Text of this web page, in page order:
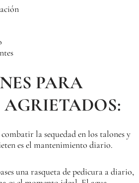
PARA
la sequedad en los talones y
es el mantenimiento diario.
una rasqueta de pedicura a diario,